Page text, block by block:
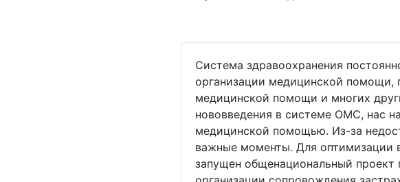
Система здравоохранения
организации медицинской помощи,
медицинской помощи и многих
нововведения в системе ОМС, нас
медицинской помощью. Из-за
важные моменты. Для оптимизации
запущен общенациональный проект